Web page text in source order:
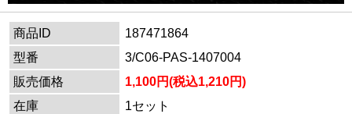
商品ID
187471864
型番
3/C06-PAS-1407004
販売価格
1,100円(税込1,210円)
在庫
1セット